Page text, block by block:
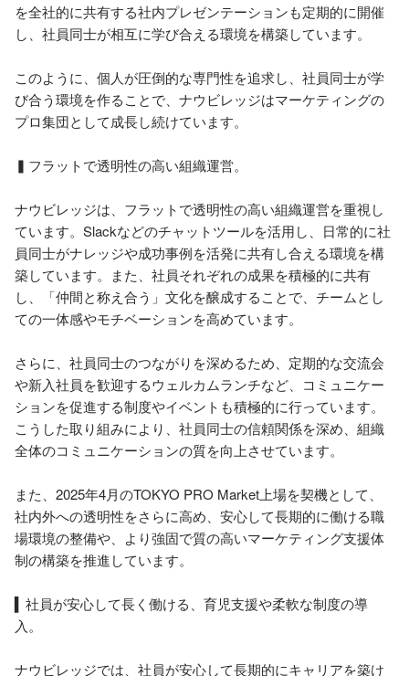
を全社的に共有する社内プレゼンテーションも定期的に開催
し、社員同士が相互に学び合える環境を構築しています。
このように、個人が圧倒的な専門性を追求し、社員同士が学
び合う環境を作ることで、ナウビレッジはマーケティングの
プロ集団として成長し続けています。
▍フラットで透明性の高い組織運営。
ナウビレッジは、フラットで透明性の高い組織運営を重視し
ています。Slackなどのチャットツールを活用し、日常的に社
員同士がナレッジや成功事例を活発に共有し合える環境を構
築しています。また、社員それぞれの成果を積極的に共有
し、「仲間と称え合う」文化を醸成することで、チームとし
ての一体感やモチベーションを高めています。
さらに、社員同士のつながりを深めるため、定期的な交流会
や新入社員を歓迎するウェルカムランチなど、コミュニケー
ションを促進する制度やイベントも積極的に行っています。
こうした取り組みにより、社員同士の信頼関係を深め、組織
全体のコミュニケーションの質を向上させています。
また、2025年4月のTOKYO PRO Market上場を契機として、
社内外への透明性をさらに高め、安心して長期的に働ける職
場環境の整備や、より強固で質の高いマーケティング支援体
制の構築を推進しています。
▍社員が安心して長く働ける、育児支援や柔軟な制度の導
入。
ナウビレッジでは、社員が安心して長期的にキャリアを築け